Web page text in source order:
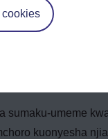
cookies
kati ya wane
pini ndogo au
vifaa
sumaku-umeme
kuonyesha